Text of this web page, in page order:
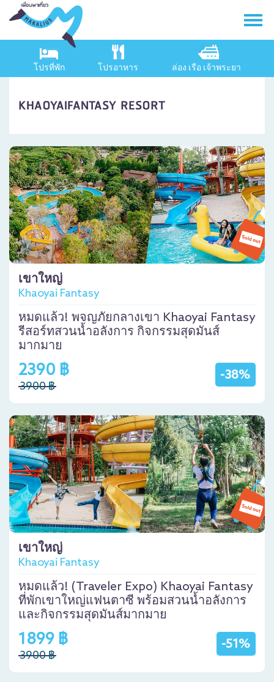
โปรที่พัก โปรอาหาร ล่อง เรือ เจ้าพระยา
KHAOYAIFANTASY RESORT
เขาใหญ่
Khaoyai Fantasy
หมดแล้ว! พจญภัยกลางเขา Khaoyai Fantasy
รีสอร์ทสวนน้ำอลังการ กิจกรรมสุดมันส์
มากมาย
-38%
2390 ฿
3900 ฿
เขาใหญ่
Khaoyai Fantasy
หมดแล้ว! (Traveler Expo) Khaoyai Fantasy
ที่พักเขาใหญ่แฟนตาซี พร้อมสวนน้ำอลังการ
และกิจกรรมสุดมันส์มากมาย
-51%
1899 ฿
3900 ฿